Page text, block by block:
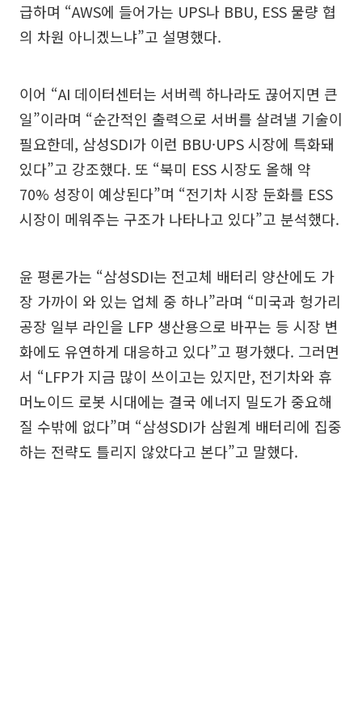
급하며 “AWS에 들어가는 UPS나 BBU, ESS 물량 협
의 차원 아니겠느냐”고 설명했다.
이어 “AI 데이터센터는 서버렉 하나라도 끊어지면 큰
일”이라며 “순간적인 출력으로 서버를 살려낼 기술이
필요한데, 삼성SDI가 이런 BBU·UPS 시장에 특화돼
있다”고 강조했다. 또 “북미 ESS 시장도 올해 약
70% 성장이 예상된다”며 “전기차 시장 둔화를 ESS
시장이 메워주는 구조가 나타나고 있다”고 분석했다.
윤 평론가는 “삼성SDI는 전고체 배터리 양산에도 가
장 가까이 와 있는 업체 중 하나”라며 “미국과 헝가리
공장 일부 라인을 LFP 생산용으로 바꾸는 등 시장 변
화에도 유연하게 대응하고 있다”고 평가했다. 그러면
서 “LFP가 지금 많이 쓰이고는 있지만, 전기차와 휴
머노이드 로봇 시대에는 결국 에너지 밀도가 중요해
질 수밖에 없다”며 “삼성SDI가 삼원계 배터리에 집중
하는 전략도 틀리지 않았다고 본다”고 말했다.